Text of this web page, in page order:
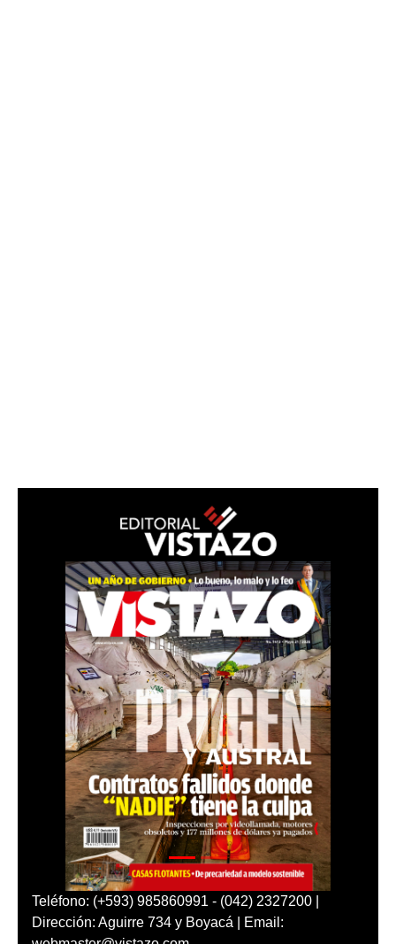
Teléfono: (+593) 985860991 - (042) 2327200 |
Dirección: Aguirre 734 y Boyacá | Email: